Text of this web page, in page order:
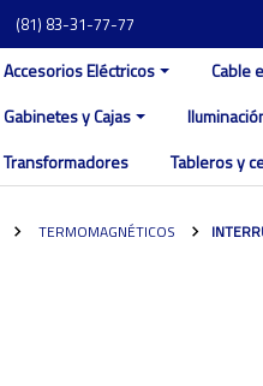
(81) 83-31-77-77
Accesorios Eléctricos Cable
Gabinetes y Cajas
Transformadores
Tableros y
TERMOMAGNÉTICOS